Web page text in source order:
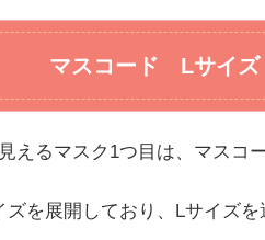
マスコード Lサイズ
えるマスク1つ目は、マスコー
を展開しており、Lサイズを